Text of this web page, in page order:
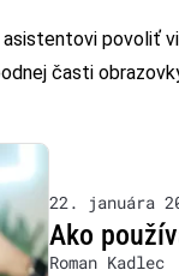
povoliť
časti
22. januára
Ako
Roman Kadlec